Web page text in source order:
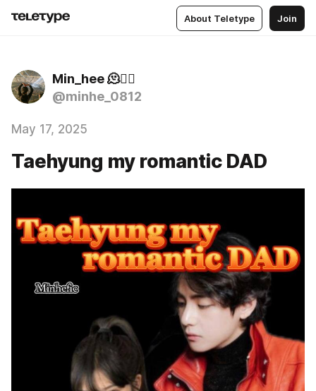
About Teletype Join
Min_hee 🫠❤️‍🔥
@minhe_0812
May 17, 2025
Taehyung my romantic DAD